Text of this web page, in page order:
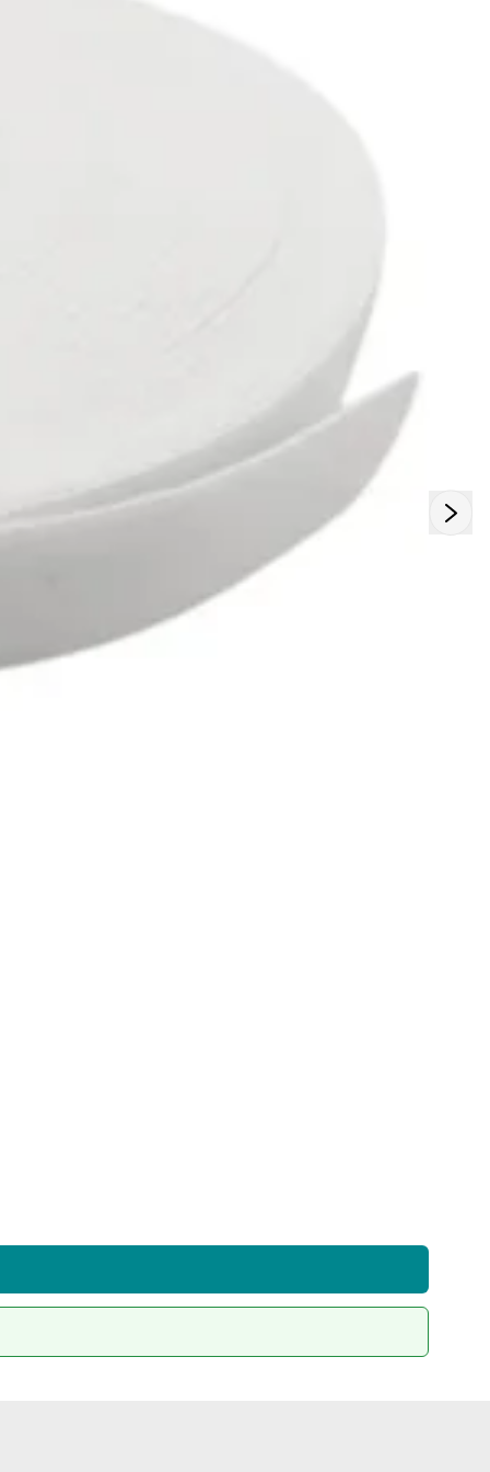
Para utilizar o elástico, você pode costurá-lo
diretamente na parte interna da peça ou inseri-lo em
uma bainha. Sua cor branca e neutra permite que ele
seja usado em tecidos de diversas tonalidades, se
integrando de forma discreta e profissional à peça final.